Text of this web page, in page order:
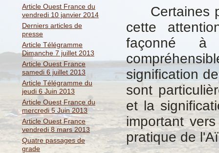
Article Ouest France du
vendredi 10 janvier 2014
Derniers articles de
presse
Article Télégramme
Dimanche 7 juillet 2013
Article Ouest France
samedi 6 juillet 2013
Article Télégramme du
jeudi 6 Juin 2013
Article Ouest France du
mercredi 5 Juin 2013
Article Ouest France
vendredi 8 mars 2013
Quatre passages de
grade
Certaines
cette
façonné à
signification
sont
et la
important
pratique de